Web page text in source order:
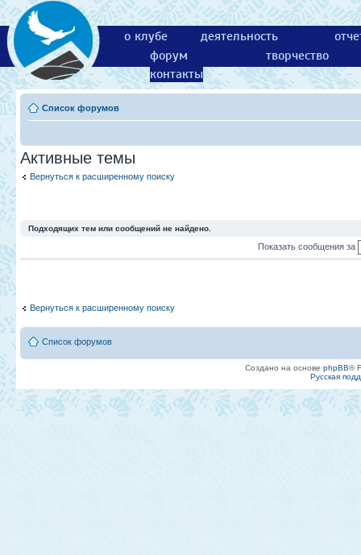
о клубе деятельность
форум
творчество
контакты
Список форумов
Активные темы
Вернуться к расширенному поиску
Подходящих тем или сообщений не найдено.
Показать сообщения за
Вернуться к расширенному поиску
Список форумов
Создано на основе phpBB®
Русская